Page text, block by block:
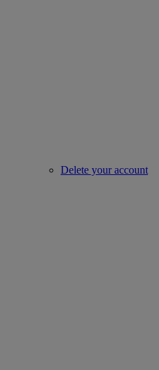
Delete your account